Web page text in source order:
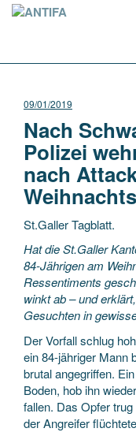
09/01/2019
Nach
Polizei
nach
St.Galler Tagblatt.
Hat die St.Galler
84-Jährigen am
Ressentiments
winkt ab – und
Gesuchten in
Der Vorfall schlug
ein 84-jähriger Mann
brutal angegriffen.
Boden, hob ihn
fallen. Das Opfer
der Angreifer